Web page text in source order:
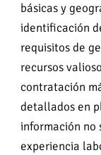
básicas y
identificación
requisitos de
recursos
contratación
detallados en
información no
experiencia